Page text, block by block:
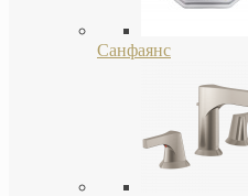
Санфаянс